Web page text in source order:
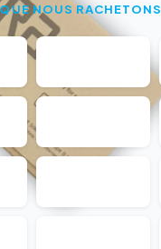
NOUS RACHETONS